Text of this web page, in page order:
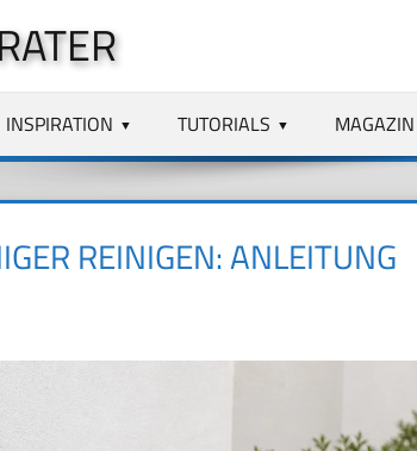
INSPIRATION TUTORIALS MAGAZIN
REINIGEN: ANLEITUNG